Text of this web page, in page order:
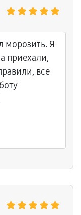
морозить. Я
приехали,
все